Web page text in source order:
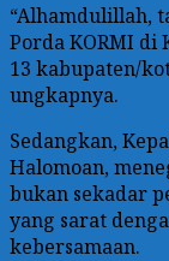
“Alhamdulillah,
Porda KORMI
13 kabupaten/
ungkapnya.
Sedangkan,
Halomoan,
bukan sekadar
yang sarat
kebersamaan.